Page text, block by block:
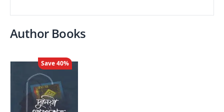
Author Books
Save40%